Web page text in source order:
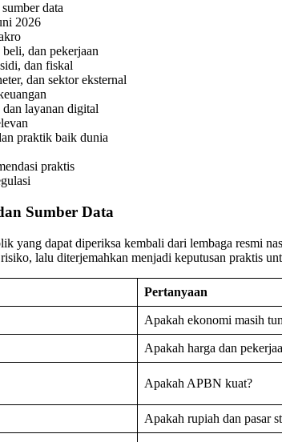
data
2026
dan pekerjaan
dan fiskal
dan sektor eksternal
layanan digital
praktik baik dunia
praktis
Sumber Data
yang dapat diperiksa kembali dari lembaga resmi
lalu diterjemahkan menjadi keputusan praktis
Pertanyaan
Apakah ekonomi masih
Apakah harga dan
Apakah APBN kuat?
Apakah rupiah dan pasar